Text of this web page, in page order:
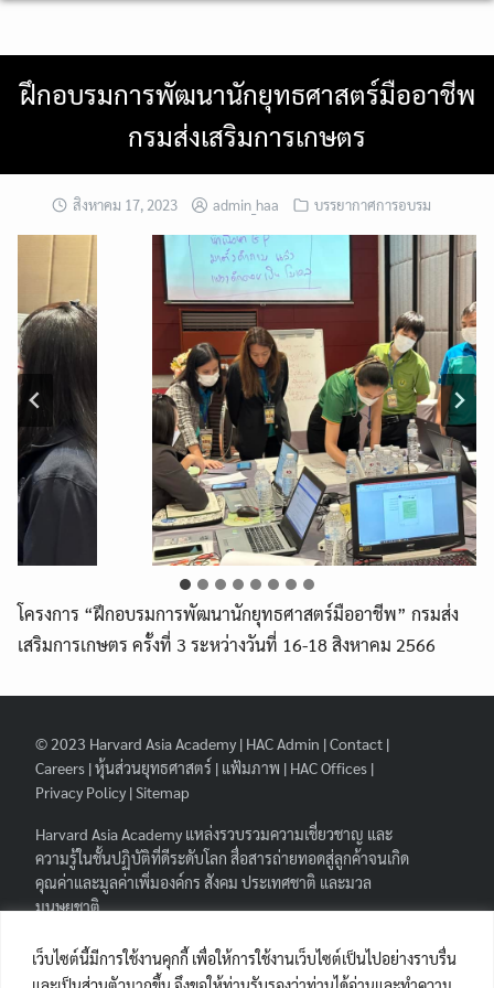
เว็บไซต์นี้มีการใช้งานคุกกี้ เพื่อให้การใช้งานเว็บไซต์เป็นไปอย่างราบรื่น
Search
ฝึกอบรมการพัฒนานักยุทธศาสตร์มืออาชีพ
กรมส่งเสริมการเกษตร
สิงหาคม 17, 2023 admin_haa บรรยากาศการอบรม
โครงการ “ฝึกอบรมการพัฒนานักยุทธศาสตร์มืออาชีพ” กรมส่ง
เสริมการเกษตร ครั้งที่ 3 ระหว่างวันที่ 16-18 สิงหาคม 2566
© 2023 Harvard Asia Academy | HAC Admin |Contact |
Careers |หุ้นส่วนยุทธศาสตร์ | แฟ้มภาพ | HAC Offices |
Privacy Policy | Sitemap
Harvard Asia Academy แหล่งรวบรวมความเชี่ยวชาญ และ
ความรู้ในชั้นปฏิบัติที่ดีระดับโลก สื่อสารถ่ายทอดสู่ลูกค้าจนเกิด
คุณค่าและมูลค่าเพิ่มองค์กร สังคม ประเทศชาติ และมวล
มนุษยชาติ.
FOLLOW HAA|